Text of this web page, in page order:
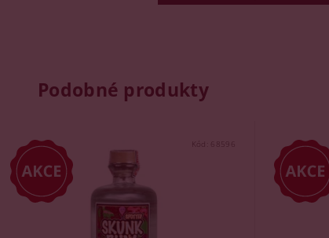
Podobné produkty
Kód: 68596